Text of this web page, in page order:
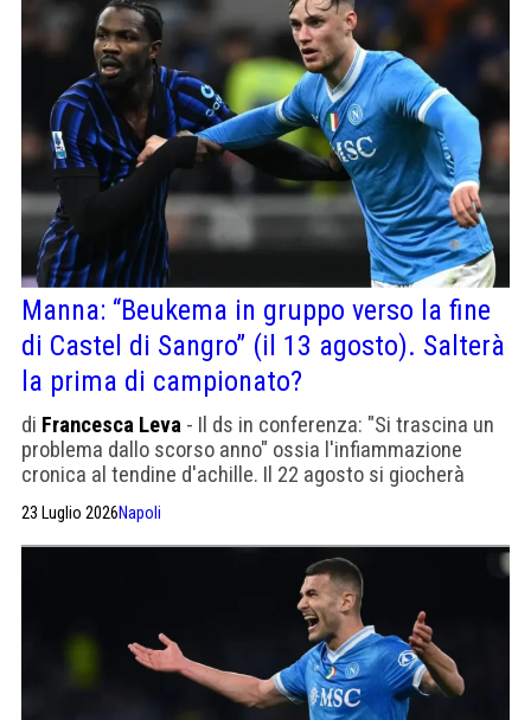
Manna: “Beukema in gruppo verso la fine
di Castel di Sangro” (il 13 agosto). Salterà
la prima di campionato?
di Francesca Leva - Il ds in conferenza: "Si trascina un
problema dallo scorso anno" ossia l'infiammazione
cronica al tendine d'achille. Il 22 agosto si giocherà
23 Luglio 2026Napoli